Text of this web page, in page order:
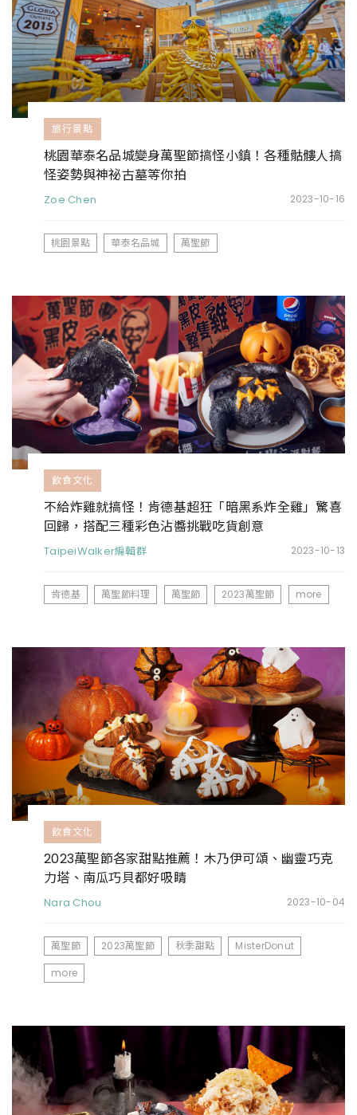
旅行景點
桃園華泰名品城變身萬聖節搞怪小鎮！各種骷髏人搞
怪姿勢與神祕古墓等你拍
Zoe Chen 2023-10-16
桃園景點 華泰名品城 萬聖節
飲食文化
不給炸雞就搞怪！肯德基超狂「暗黑系炸全雞」驚喜
回歸，搭配三種彩色沾醬挑戰吃貨創意
TaipeiWalker編輯群 2023-10-13
肯德基 萬聖節料理 萬聖節 2023萬聖節 more
飲食文化
2023萬聖節各家甜點推薦！木乃伊可頌、幽靈巧克
力塔、南瓜巧貝都好吸睛
Nara Chou 2023-10-04
萬聖節 2023萬聖節 秋季甜點
MisterDonut
more